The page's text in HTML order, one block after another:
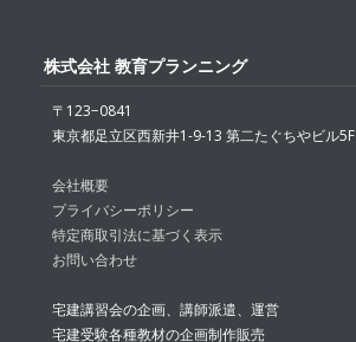
株式会社 教育プランニング
〒123−0841
東京都足立区西新井1-9-13 第二たぐちやビル5F
会社概要
プライバシーポリシー
特定商取引法に基づく表示
お問い合わせ
宅建講習会の企画、講師派遣、運営
宅建受験各種教材の企画制作販売